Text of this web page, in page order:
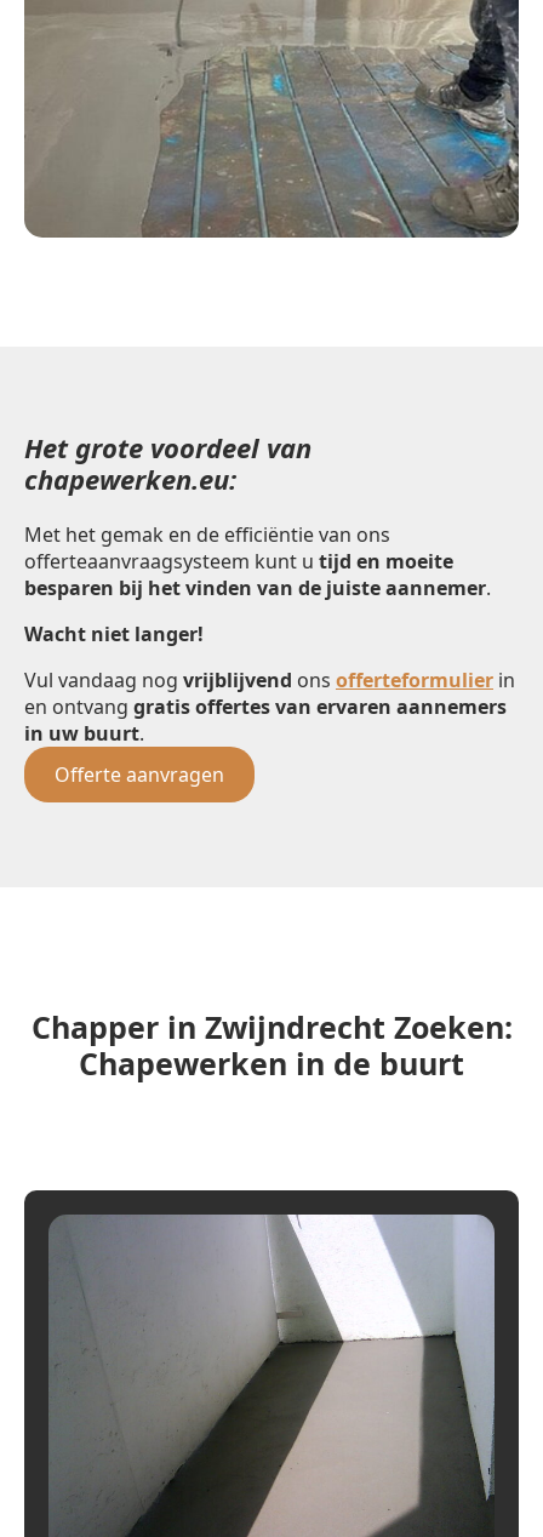
Het grote voordeel van
chapewerken.eu:
Met het gemak en de efficiëntie van ons
offerteaanvraagsysteem kunt u tijd en moeite
besparen bij het vinden van de juiste aannemer.
Wacht niet langer!
Vul vandaag nog vrijblijvend ons offerteformulier in
en ontvang gratis offertes van ervaren aannemers
in uw buurt.
Offerte aanvragen
Chapper in Zwijndrecht Zoeken:
Chapewerken in de buurt